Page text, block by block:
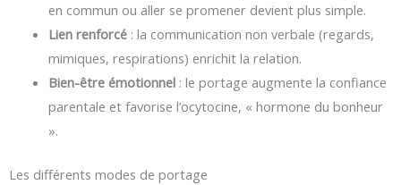
en commun ou aller se promener devient plus simple.
Lien renforcé: la communication non verbale (regards,
mimiques, respirations) enrichit la relation.
Bien-être émotionnel: le portage augmente la confiance
parentale et favorise l’ocytocine, « hormone du bonheur
».
Les différents modes de portage